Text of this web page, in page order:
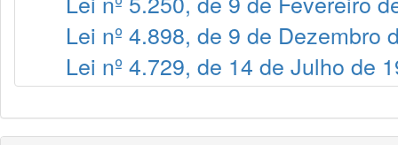
Lei nº 4.898, de 9 de Dezembro
Lei nº 4.729, de 14 de Julho de